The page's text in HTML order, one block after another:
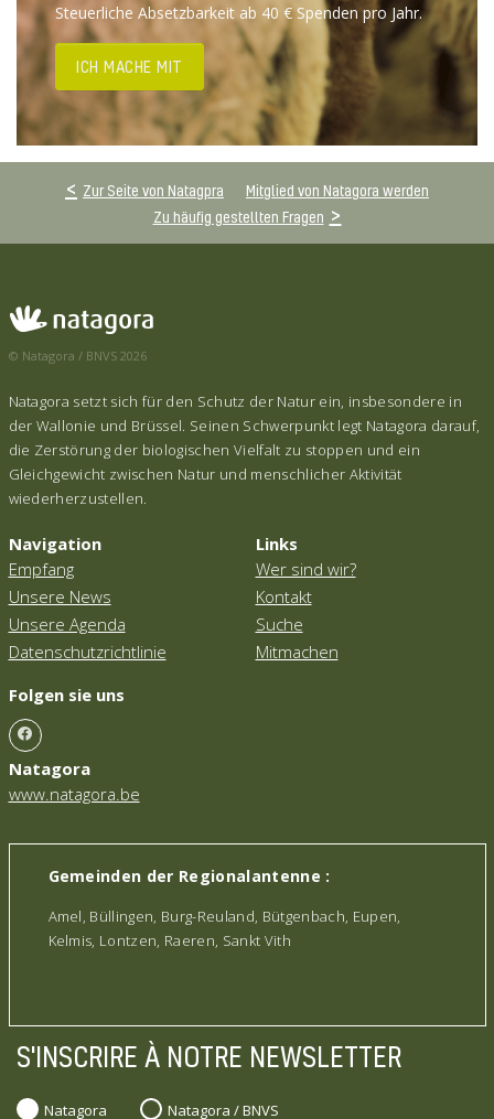
Steuerliche Absetzbarkeit ab 40 € Spenden pro Jahr.
ICH MACHE MIT
Zur Seite von Natagpra
Mitglied von Natagora werden
Zu häufig gestellten Fragen
© Natagora / BNVS 2026
Natagora setzt sich für den Schutz der Natur ein, insbesondere in
der Wallonie und Brüssel. Seinen Schwerpunkt legt Natagora darauf,
die Zerstörung der biologischen Vielfalt zu stoppen und ein
Gleichgewicht zwischen Natur und menschlicher Aktivität
wiederherzustellen.
Navigation
Empfang
Unsere News
Unsere Agenda
Datenschutzrichtlinie
Links
Wer sind wir?
Kontakt
Suche
Mitmachen
Folgen sie uns
Natagora
www.natagora.be
Gemeinden der Regionalantenne :
Amel, Büllingen, Burg-Reuland, Bütgenbach, Eupen,
Kelmis, Lontzen, Raeren, Sankt Vith
S'INSCRIRE À NOTRE NEWSLETTER
Natagora Natagora / BNVS